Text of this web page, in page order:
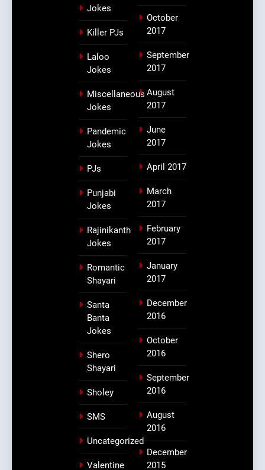
Jokes
Killer PJs
Laloo
Jokes
Miscellaneous
Jokes
Pandemic
Jokes
PJs
Punjabi
Jokes
Rajinikanth
Jokes
Romantic
Shayari
Santa
Banta
Jokes
Shero
Shayari
Sholey
SMS
Uncategorized
Valentine
October
2017
September
2017
August
2017
June
2017
April 2017
March
2017
February
2017
January
2017
December
2016
October
2016
September
2016
August
2016
December
2015